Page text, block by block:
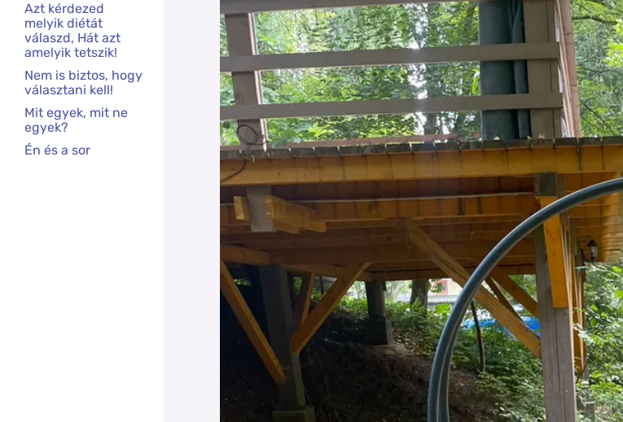
Azt kérdezed
melyik diétát
válaszd, Hát azt
amelyik tetszik!
Nem is biztos, hogy
választani kell!
Mit egyek, mit ne
egyek?
Én és a sor